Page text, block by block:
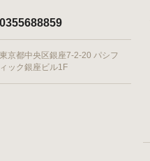
0355688859
東京都中央区銀座7-2-20 パシフ
ィック銀座ビル1F